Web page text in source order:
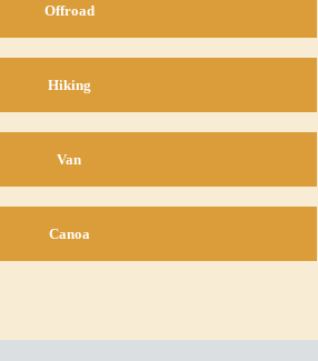
Offroad
Hiking
Van
Canoa